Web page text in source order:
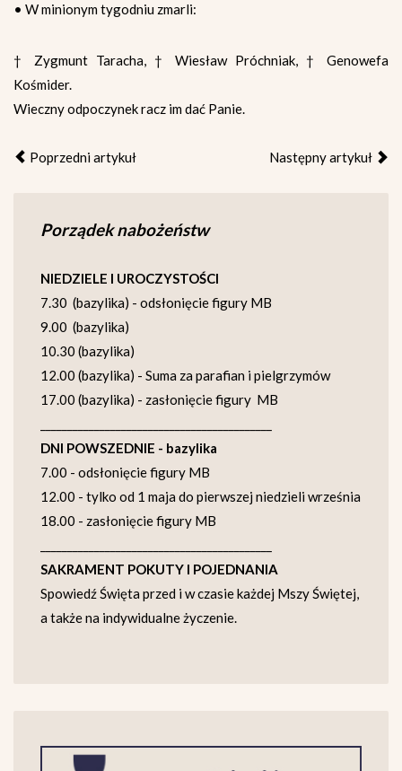
• W minionym tygodniu zmarli:
† Zygmunt Taracha, † Wiesław Próchniak, † Genowefa
Kośmider.
Wieczny odpoczynek racz im dać Panie.
Poprzedni artykuł Następny artykuł
Porządek nabożeństw
NIEDZIELE I UROCZYSTOŚCI
7.30 (bazylika) - odsłonięcie figury MB
9.00 (bazylika)
10.30 (bazylika)
12.00 (bazylika) - Suma za parafian i pielgrzymów
17.00 (bazylika) - zasłonięcie figury MB
DNI POWSZEDNIE - bazylika
7.00 - odsłonięcie figury MB
12.00 - tylko od 1 maja do pierwszej niedzieli września
18.00 - zasłonięcie figury MB
SAKRAMENT POKUTY I POJEDNANIA
Spowiedź Święta przed i w czasie każdej Mszy Świętej,
a także na indywidualne życzenie.